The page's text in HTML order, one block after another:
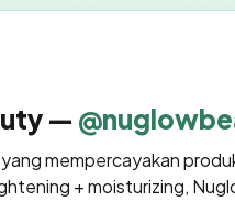
—
mempercayakan
+ moisturizing,